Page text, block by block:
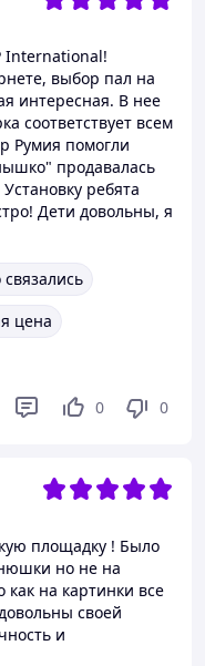
International!
выбор пал на
интересная. В нее
соответствует всем
Румия помогли
продавалась
ребята
Дети довольны, я
цена
0 0
площадку ! Было
но не на
на картинки все
своей
и